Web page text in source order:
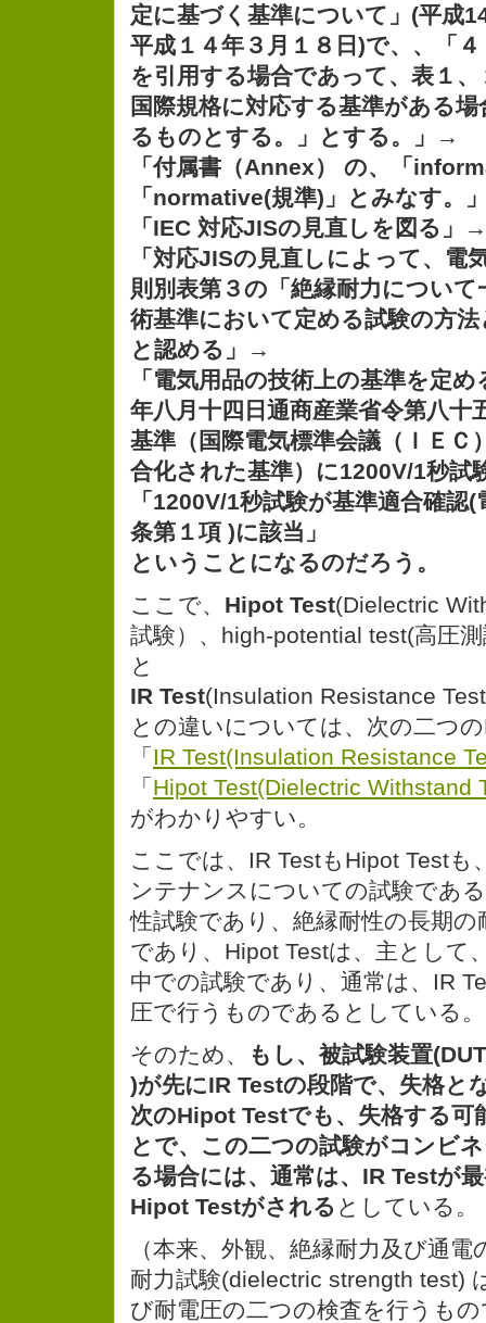
定に基づく基準について」(平成
平成１４年３月１８日)で、、「
を引用する場合であって、表１
国際規格に対応する基準がある
るものとする。」とする。」→
「付属書（Annex） の、「
「normative(規準)」とみなす。
「IEC 対応JISの見直しを図る」→
「対応JISの見直しによって、電
則別表第３の「絶縁耐力につい
術基準において定める試験の方
と認める」→
「電気用品の技術上の基準を定
年八月十四日通商産業省令第八十
基準（国際電気標準会議（ＩＥＣ
合化された基準）に1200V/1秒試
「1200V/1秒試験が基準適合確認
条第１項 )に該当」
ということになるのだろう。
ここで、 Hipot Test(Dielectric
試験）、high-potential test(高圧
と
IR Test(Insulation Resistance
との違いについては、次の二つ
「 IR Test(Insulation Resistance
「 Hipot Test(Dielectric Withstand
がわかりやすい。
ここでは、IR TestもHipot Testも
ンテナンスについての試験であ
性試験であり、絶縁耐性の長期
であり、Hipot Testは、主として
中での試験であり、通常は、IR
圧で行うものであるとしている。
そのため、
もし、被試験装置
)が先にIR Testの段階で、失格と
次のHipot Testでも、失格する可
とで、この二つの試験がコンビ
る場合には、通常は、IR Testが
Hipot Testがされる としている。
（本来、外観、絶縁耐力及び通
耐力試験(dielectric strength test)
び耐電圧の二つの検査を行うも